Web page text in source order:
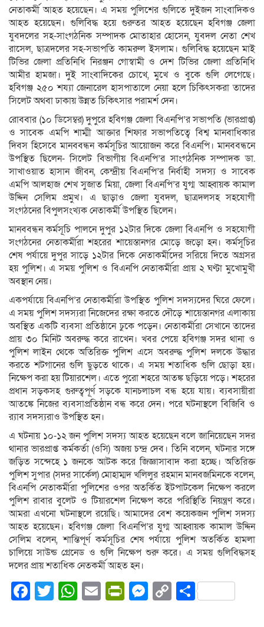
নেতাকর্মী আহত হয়েছেন। এ সময় পুলিশের গুলিতে দুইজন সাংবাদিকও
আহত হয়েছেন। গুলিবিদ্ধ হয়ে গুরুতর আহত হয়েছেন হবিগঞ্জ জেলা
যুবদলের সহ-সাংগঠনিক সম্পাদক মোতাহার হোসেন, যুবদল নেতা শেখ
রাসেল, ছাত্রদলের সহ-সভাপতি কামরুল ইসলাম। গুলিবিদ্ধ হয়েছেন মাই
টিভির জেলা প্রতিনিধি নিরঞ্জন গোস্বামী ও দেশ টিভির জেলা প্রতিনিধি
আমীর হামজা। দুই সাংবাদিকের চোখে, মুখে ও বুকে গুলি লেগেছে।
হবিগঞ্জ ২৫০ শয্যা জেনারেল হাসপাতালে নেয়া হলে চিকিৎসকরা তাদের
সিলেট অথবা ঢাকায় উন্নত চিকিৎসার পরামর্শ দেন।
রোববার (১০ ডিসেম্বর) দুপুরে হবিগঞ্জ জেলা বিএনপি’র সভাপতি (ভারপ্রাপ্ত)
ও সাবেক এমপি শাম্মী আক্তার শিফার সভাপতিত্বে বিশ্ব মানবাধিকার
দিবস হিসেবে মানববন্ধন কর্মসূচির আয়োজন করে বিএনপি। মানববন্ধনে
উপস্থিত ছিলেন- সিলেট বিভাগীয় বিএনপি’র সাংগঠনিক সম্পাদক ডা.
সাখাওয়াত হাসান জীবন, কেন্দ্রীয় বিএনপি’র নির্বাহী সদস্য ও সাবেক
এমপি আলহাজ শেখ সুজাত মিয়া, জেলা বিএনপি’র যুগ্ম আহ্বায়ক কামাল
উদ্দিন সেলিম প্রমুখ। এ ছাড়াও জেলা যুবদল, ছাত্রদলসহ সহযোগী
সংগঠনের বিপুলসংখ্যক নেতাকর্মী উপস্থিত ছিলেন।
মানববন্ধন কর্মসূচি পালনে দুপুর ১২টার দিকে জেলা বিএনপি ও সহযোগী
সংগঠনের নেতাকর্মীরা শহরের শায়েস্তানগর মোড়ে জড়ো হন। কর্মসূচির
শেষ পর্যায়ে দুপুর সাড়ে ১২টার দিকে নেতাকর্মীদের সরিয়ে দিতে অগ্রসর
হয় পুলিশ। এ সময় পুলিশ ও বিএনপি নেতাকর্মীরা প্রায় ২ ঘণ্টা মুখোমুখী
অবস্থান নেয়।
একপর্যায়ে বিএনপি’র নেতাকর্মীরা উপস্থিত পুলিশ সদস্যদের ঘিরে ফেলে।
এ সময় পুলিশ সদস্যরা নিজেদের রক্ষা করতে দৌড়ে শায়েস্তানগর এলাকায়
অবস্থিত একটি ব্যবসা প্রতিষ্ঠানে ঢুকে পড়েন। নেতাকর্মীরা সেখানে তাদের
প্রায় ৩০ মিনিট অবরুদ্ধ করে রাখেন। খবর পেয়ে হবিগঞ্জ সদর থানা ও
পুলিশ লাইন থেকে অতিরিক্ত পুলিশ এসে অবরুদ্ধ পুলিশ দলকে উদ্ধার
করতে শটগানের গুলি ছুড়তে থাকে। এ সময় শতাধিক গুলি ছোড়া হয়।
নিক্ষেপ করা হয় টিয়ারশেল। এতে পুরো শহরে আতঙ্ক ছড়িয়ে পড়ে। শহরের
প্রধান সড়কসহ গুরুত্বপূর্ণ সড়কে যানচলাচল বন্ধ হয়ে যায়। ব্যবসায়ীরা
আতঙ্কে নিজের ব্যবসাপ্রতিষ্ঠান বন্ধ করে দেন। পরে ঘটনাস্থলে বিজিবি ও
র‌্যাব সদস্যরাও উপস্থিত হন।
এ ঘটনায় ১০-১২ জন পুলিশ সদস্য আহত হয়েছেন বলে জানিয়েছেন সদর
থানার ভারপ্রাপ্ত কর্মকর্তা (ওসি) অজয় চন্দ্র দেব। তিনি বলেন, ঘটনার সঙ্গে
জড়িত সন্দেহে ১ জনকে আটক করে জিজ্ঞাসাবাদ করা হচ্ছে। অতিরিক্ত
পুলিশ সুপার (সদর সার্কেল) মোহাম্মদ খলিলুর রহমান মানবজমিনকে বলেন,
বিএনপি নেতাকর্মীরা পুলিশের ওপর অতর্কিত ইটপাটকেল নিক্ষেপ করলে
পুলিশ রাবার বুলেট ও টিয়ারশেল নিক্ষেপ করে পরিস্থিতি নিয়ন্ত্রণ করে।
আমরা এখনো ঘটনাস্থলে রয়েছি। আমাদের বেশ কয়েকজন পুলিশ সদস্য
আহত হয়েছেন। হবিগঞ্জ জেলা বিএনপি’র যুগ্ম আহ্বায়ক কামাল উদ্দিন
সেলিম বলেন, শান্তিপূর্ণ কর্মসূচির শেষ পর্যায়ে পুলিশ অতর্কিত হামলা
চালিয়ে সাউন্ড গ্রেনেড ও গুলি নিক্ষেপ শুরু করে। এ সময় গুলিবিদ্ধসহ
দলের প্রায় শতাধিক নেতকর্মী আহত হন।
Facebook
Twitter
WhatsApp
EmailPrintFriendly
Messenger
CopyShare